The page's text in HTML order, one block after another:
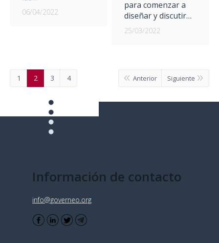
06/04/2022
para comenzar a
diseñar y discutir…
25/03/2022
1 2 3 4 Anterior Siguiente
Información de contacto
info@governeo.org